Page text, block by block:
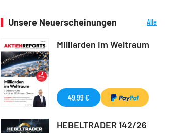
Unsere Neuerscheinungen
Alle
Milliarden im Weltraum
49,99 €
HEBELTRADER 142/26